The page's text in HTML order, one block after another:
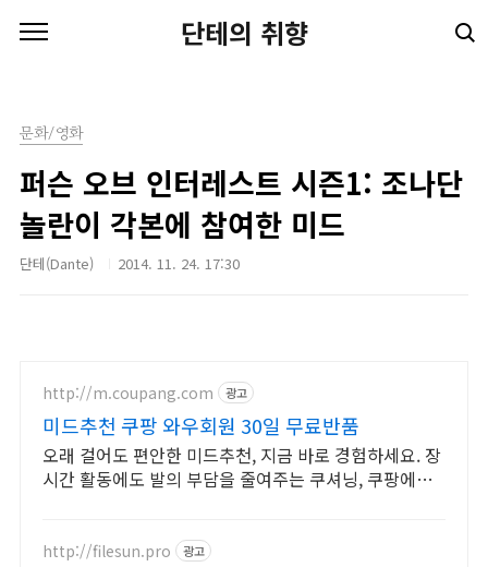
단테의 취향
문화/영화
퍼슨 오브 인터레스트 시즌1: 조나단
놀란이 각본에 참여한 미드
단테(Dante) 2014. 11. 24. 17:30
http://m.coupang.com 광고
미드추천 쿠팡 와우회원 30일 무료반품
오래 걸어도 편안한 미드추천, 지금 바로 경험하세요. 장
시간 활동에도 발의 부담을 줄여주는 쿠셔닝, 쿠팡에서
http://filesun.pro 광고